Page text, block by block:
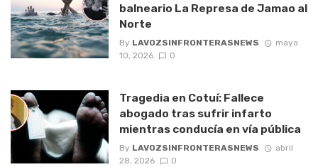
balneario La Represa de Jamao al
Norte
By LAVOZSINFRONTERASNEWS
mayo
10, 2026
0
Tragedia en Cotuí: Fallece
abogado tras sufrir infarto
mientras conducía en vía pública
By LAVOZSINFRONTERASNEWS
abril
28, 2026
0